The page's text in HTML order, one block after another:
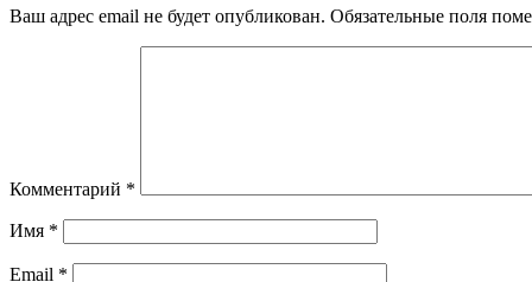
Ваш адрес email не будет опубликован. Обязательные поля
Комментарий *
Имя *
Email *